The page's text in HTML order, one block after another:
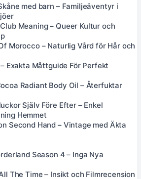
med barn – Familjeäventyr i
Meaning – Queer Kultur och
Morocco – Naturlig Vård för Hår och
– Exakta Måttguide För Perfekt
Radiant Body Oil – Återfuktar
Själv Före Efter – Enkel
Hemmet
Second Hand – Vintage med Äkta
Season 4 – Inga Nya
The Time – Insikt och Filmrecension